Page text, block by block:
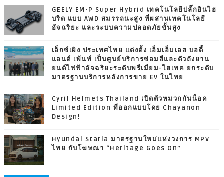
GEELY EM-P Super Hybrid เทคโนโลยีปลั๊กอินไฮ
บริด แบบ AWD สมรรถนะสูง ที่ผสานเทคโนโลยี
อัจฉริยะ และระบบความปลอดภัยขั้นสูง
เอ็กซ์เผิง ประเทศไทย แต่งตั้ง เอ็มเอ็มเอส บอดี้
แอนด์ เพ้นท์ เป็นศูนย์บริการซ่อมสีและตัวถังยาน
ยนต์ไฟฟ้าอัจฉริยะระดับพรีเมียม-ไฮเทค ยกระดับ
มาตรฐานบริการหลังการขาย EV ในไทย
Cyril Helmets Thailand เปิดตัวหมวกกันน็อค
Limited Edition ที่ออกแบบโดย Chayanon
Design!
Hyundai Staria มาตรฐานใหม่แห่งวงการ MPV
ไทย กับโฆษณา “Heritage Goes On”